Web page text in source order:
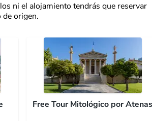
ni el alojamiento tendrás que reservar
origen.
Free Tour Mitológico por Atenas